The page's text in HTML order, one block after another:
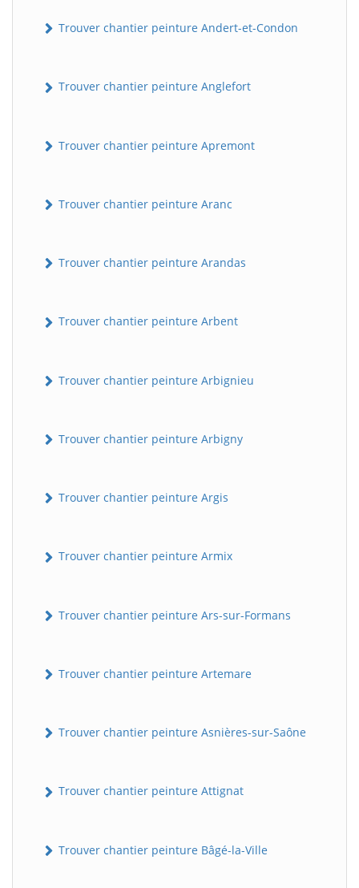
Trouver chantier peinture Andert-et-Condon
Trouver chantier peinture Anglefort
Trouver chantier peinture Apremont
Trouver chantier peinture Aranc
Trouver chantier peinture Arandas
Trouver chantier peinture Arbent
Trouver chantier peinture Arbignieu
Trouver chantier peinture Arbigny
Trouver chantier peinture Argis
Trouver chantier peinture Armix
Trouver chantier peinture Ars-sur-Formans
Trouver chantier peinture Artemare
Trouver chantier peinture Asnières-sur-Saône
Trouver chantier peinture Attignat
Trouver chantier peinture Bâgé-la-Ville